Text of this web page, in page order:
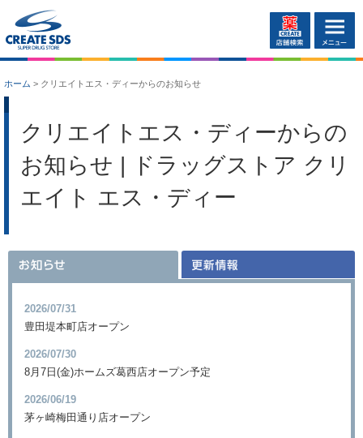
ホーム > クリエイトエス・ディーからのお知らせ
クリエイトエス・ディーからの
お知らせ | ドラッグストア クリ
エイト エス・ディー
2026/07/31
豊田堤本町店オープン
2026/07/30
8月7日(金)ホームズ葛西店オープン予定
2026/06/19
茅ヶ崎梅田通り店オープン